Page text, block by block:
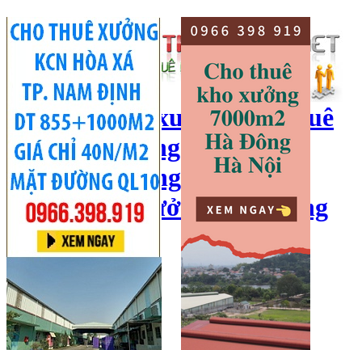
cho thuê kho xưởng, cho thuê
kho, kho xưởng hà nội, cho
thuê nhà xưởng, cho thuê
xưởng, kho xưởng hải dương
Hotline:0966 398 919
Đăng ký
Đăng tin bán/cho thuê